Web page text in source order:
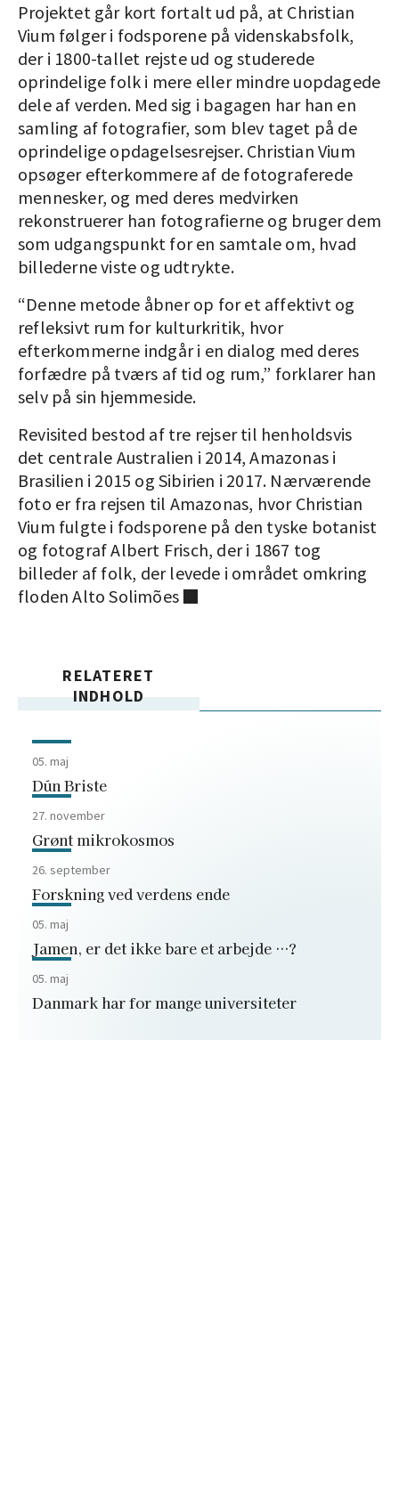
Projektet går kort fortalt ud på, at Christian
Vium følger i fodsporene på videnskabsfolk,
der i 1800-tallet rejste ud og studerede
oprindelige folk i mere eller mindre uopdagede
dele af verden. Med sig i bagagen har han en
samling af fotografier, som blev taget på de
oprindelige opdagelsesrejser. Christian Vium
opsøger efterkommere af de fotograferede
mennesker, og med deres medvirken
rekonstruerer han fotografierne og bruger dem
som udgangspunkt for en samtale om, hvad
billederne viste og udtrykte.
“Denne metode åbner op for et affektivt og
refleksivt rum for kulturkritik, hvor
efterkommerne indgår i en dialog med deres
forfædre på tværs af tid og rum,” forklarer han
selv på sin hjemmeside.
Revisited bestod af tre rejser til henholdsvis
det centrale Australien i 2014, Amazonas i
Brasilien i 2015 og Sibirien i 2017. Nærværende
foto er fra rejsen til Amazonas, hvor Christian
Vium fulgte i fodsporene på den tyske botanist
og fotograf Albert Frisch, der i 1867 tog
billeder af folk, der levede i området omkring
floden Alto Solimões ■
RELATERET
INDHOLD
05. maj
Dún Briste
27. november
Grønt mikrokosmos
26. september
Forskning ved verdens ende
05. maj
Jamen, er det ikke bare et arbejde …?
05. maj
Danmark har for mange universiteter